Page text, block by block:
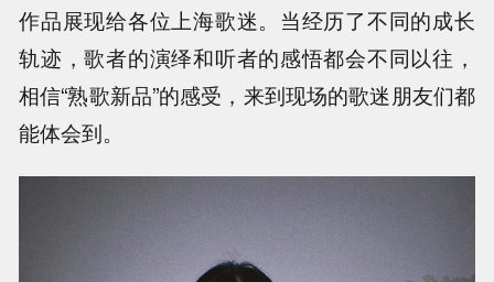
作品展现给各位上海歌迷。当经历了不同的成长
轨迹，歌者的演绎和听者的感悟都会不同以往，
相信“熟歌新品”的感受，来到现场的歌迷朋友们都
能体会到。